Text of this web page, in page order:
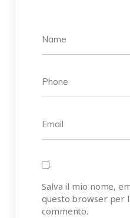
Salva il mio nome,
questo browser per
commento.